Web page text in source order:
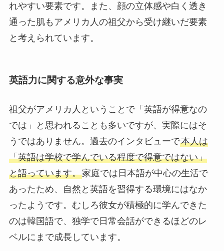
れやすい要素です。また、顔の立体感や白く透き
通った肌もアメリカ人の祖父から受け継いだ要素
と考えられています。
英語力に関する意外な事実
祖父がアメリカ人ということで「英語が得意なの
では」と思われることも多いですが、実際にはそ
うではありません。過去のインタビューで本人は
「英語は学校で学んでいる程度で得意ではない」
と語っています。家庭では日本語が中心の生活で
あったため、自然と英語を習得する環境にはなか
ったようです。むしろ彼女が積極的に学んできた
のは韓国語で、独学で日常会話ができるほどのレ
ベルにまで成長しています。